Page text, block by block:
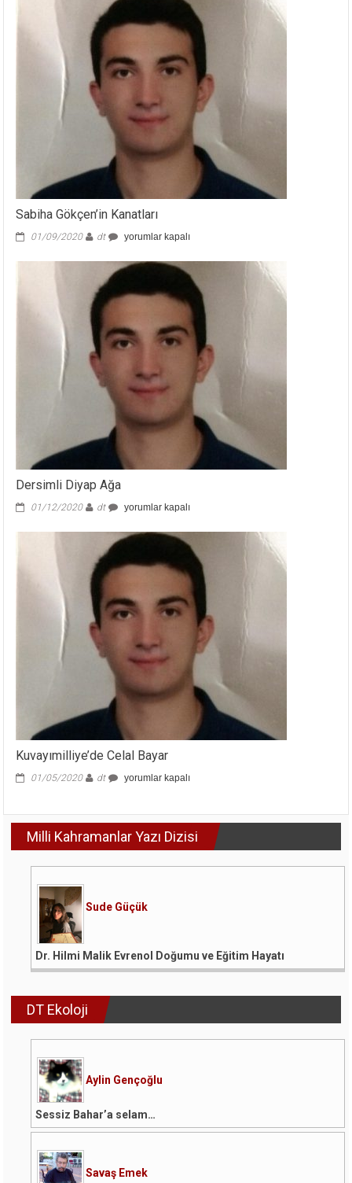
Sabiha Gökçen’in Kanatları
01/09/2020 dt
Sabiha
Kanatları
yorumlar kapalı
Dersimli Diyap Ağa
01/12/2020 dt
Dersimli
Ağa
yorumlar kapalı
Kuvayımilliye’de Celal Bayar
01/05/2020 dt
Kuvayımilliye’de
yorumlar kapalı
Milli Kahramanlar Yazı Dizisi
Sude Güçük
Dr. Hilmi Malik Evrenol Doğumu ve Eğitim Hayatı
DT Ekoloji
Aylin Gençoğlu
Sessiz Bahar’a selam…
Savaş Emek